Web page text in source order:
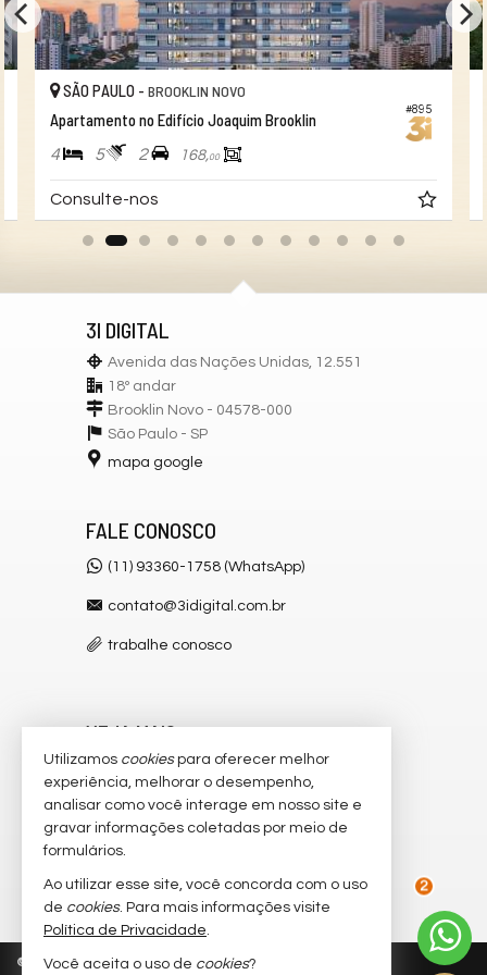
#895
SÃO PAULO -BROOKLIN NOVO
Apartamento no Edifício Joaquim Brooklin
4 5 2 168,00
Consulte-nos
3I DIGITAL
Avenida das Nações Unidas, 12.551
18º andar
Brooklin Novo - 04578-000
São Paulo - SP
mapa google
FALE CONOSCO
(11) 93360-1758 (WhatsApp)
contato@3idigital.com.br
trabalhe conosco
VEJA MAIS
receba nosso newsletter
cadastre seu imóvel
imóveis favoritos
mapa de imóveis
© 2026 CRECI/SP 32.445-J Política de Privacidade
Utilizamos cookiespara oferecer melhor
experiência, melhorar o desempenho,
analisar como você interage em nosso site e
gravar informações coletadas por meio de
formulários.
Ao utilizar esse site, você concorda com o uso
de cookies. Para mais informações visite
Política de Privacidade.
Você aceita o uso de cookies?